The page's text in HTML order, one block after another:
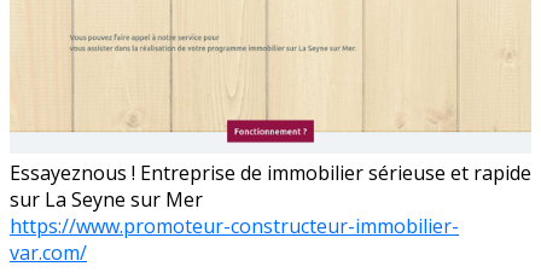
Essayeznous ! Entreprise de immobilier sérieuse et rapide
sur La Seyne sur Mer
https://www.promoteur-constructeur-immobilier-
var.com/